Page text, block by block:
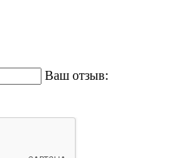
Ваш отзыв: